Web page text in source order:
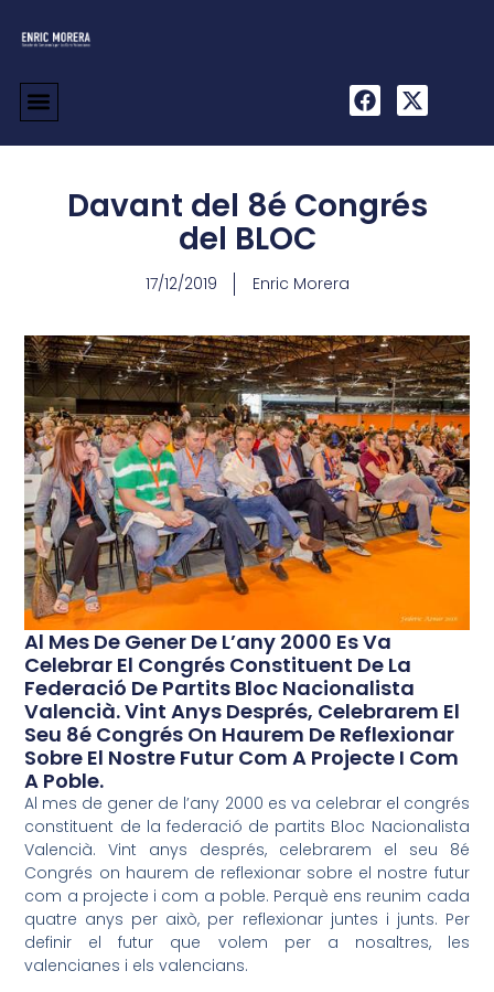
Davant del 8é Congrés
del BLOC
17/12/2019 Enric Morera
Al Mes De Gener De L’any 2000 Es Va
Celebrar El Congrés Constituent De La
Federació De Partits Bloc Nacionalista
Valencià. Vint Anys Després, Celebrarem El
Seu 8é Congrés On Haurem De Reflexionar
Sobre El Nostre Futur Com A Projecte I Com
A Poble.
Al mes de gener de l’any 2000 es va celebrar el congrés
constituent de la federació de partits Bloc Nacionalista
Valencià. Vint anys després, celebrarem el seu 8é
Congrés on haurem de reflexionar sobre el nostre futur
com a projecte i com a poble. Perquè ens reunim cada
quatre anys per això, per reflexionar juntes i junts. Per
definir el futur que volem per a nosaltres, les
valencianes i els valencians.